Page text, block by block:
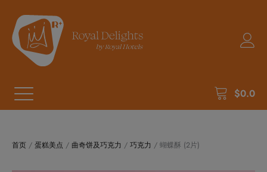
$0.0
首页 / 蛋糕美点 / 曲奇饼及巧克力 / 巧克力 / 蝴蝶酥 (2片)